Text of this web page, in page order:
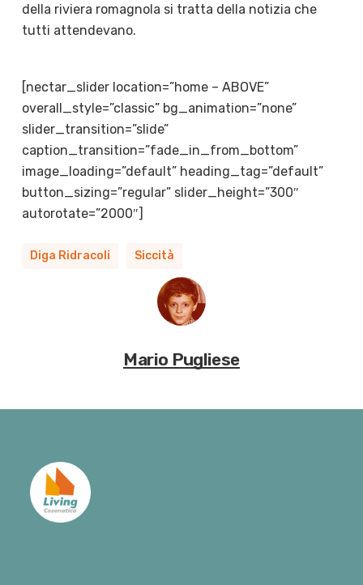
della riviera romagnola si tratta della notizia che
tutti attendevano.
[nectar_slider location=”home – ABOVE”
overall_style=”classic” bg_animation=”none”
slider_transition=”slide”
caption_transition=”fade_in_from_bottom”
image_loading=”default” heading_tag=”default”
button_sizing=”regular” slider_height=”300″
autorotate=”2000″]
Diga Ridracoli Siccità
Mario Pugliese